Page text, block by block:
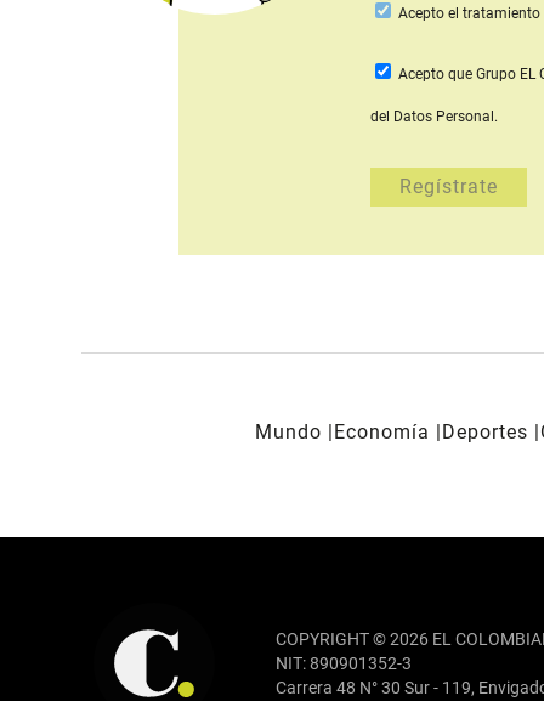
Aceptoel tratamiento
Acepto que Grupo EL
del Datos Personal.
Mundo Economía Deportes
COPYRIGHT © 2026 EL
NIT: 890901352-3
Carrera 48 N° 30 Sur - 119,